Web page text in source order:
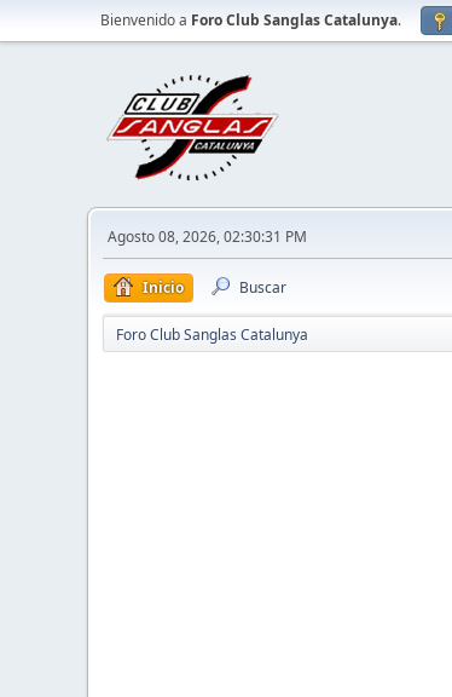
Bienvenido a Foro Club Sanglas Catalunya.
Agosto 08, 2026, 02:30:31 PM
Inicio Buscar
Foro Club Sanglas Catalunya